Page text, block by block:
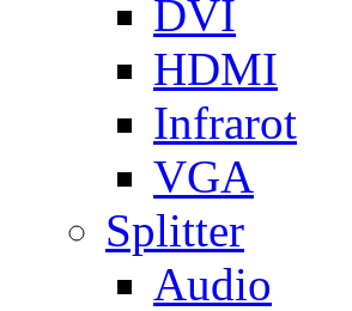
DVI
HDMI
Infrarot
VGA
Splitter
Audio